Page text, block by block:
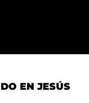
EN JESÚS